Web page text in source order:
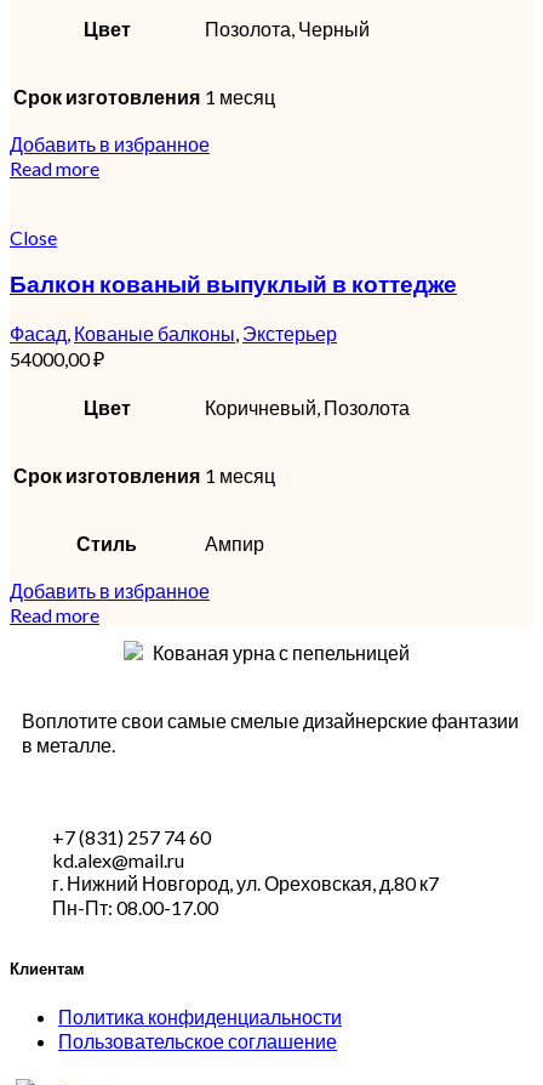
Цвет Позолота, Черный
Срок изготовления 1 месяц
Добавить в избранное
Read more
Close
Балкон кованый выпуклый в коттедже
Фасад, Кованые балконы, Экстерьер
54000,00₽
Цвет Коричневый, Позолота
Срок изготовления 1 месяц
Стиль Ампир
Добавить в избранное
Read more
Воплотите свои самые смелые дизайнерские фантазии
в металле.
+7 (831) 257 74 60
kd.alex@mail.ru
г. Нижний Новгород, ул. Ореховская, д.80 к7
Пн-Пт: 08.00-17.00
Клиентам
Политика конфиденциальности
Пользовательское соглашение